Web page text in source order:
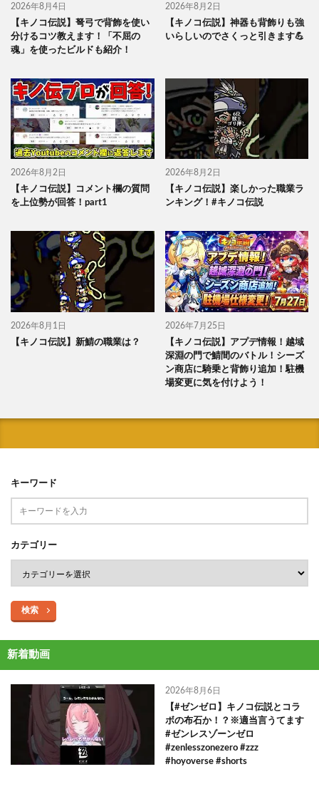
2026年8月4日
【キノコ伝説】弩弓で背飾を使い
分けるコツ教えます！「不屈の
魂」を使ったビルドも紹介！
2026年8月2日
【キノコ伝説】神器も背飾りも強
いらしいのでさくっと引きます💪
2026年8月2日
【キノコ伝説】コメント欄の質問
を上位勢が回答！part1
2026年8月2日
【キノコ伝説】楽しかった職業ラ
ンキング！#キノコ伝説
2026年8月1日
【キノコ伝説】新鯖の職業は？
2026年7月25日
【キノコ伝説】アプデ情報！越域
深淵の門で鯖間のバトル！シーズ
ン商店に騎乗と背飾り追加！駐機
場変更に気を付けよう！
キーワード
カテゴリー
検索
新着動画
2026年8月6日
【#ゼンゼロ】キノコ伝説とコラ
ボの布石か！？※適当言うてます
#ゼンレスゾーンゼロ
#zenlesszonezero #zzz
#hoyoverse #shorts